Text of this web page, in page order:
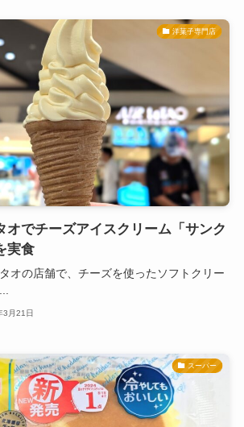
洋菓子専門店
オでチーズアイスクリーム「サンク
実食
オの店舗で、チーズを使ったソフトクリー
3月21日
スーパー